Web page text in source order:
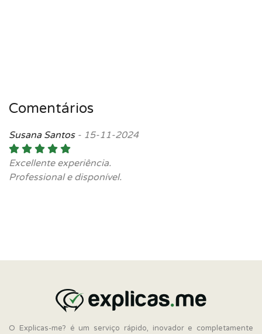
Comentários
Susana Santos- 15-11-2024
Excellente experiência.
Professional e disponível.
O Explicas-me? é um serviço rápido, inovador e completamente